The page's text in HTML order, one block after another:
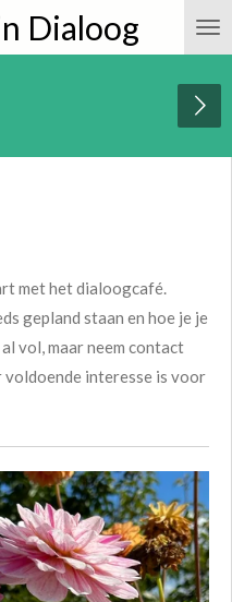
Dialoog
met het dialoogcafé.
gepland staan en hoe je je
vol, maar neem contact
voldoende interesse is voor